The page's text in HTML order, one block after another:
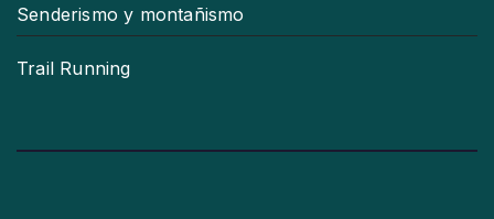
Senderismo y montañismo
Trail Running